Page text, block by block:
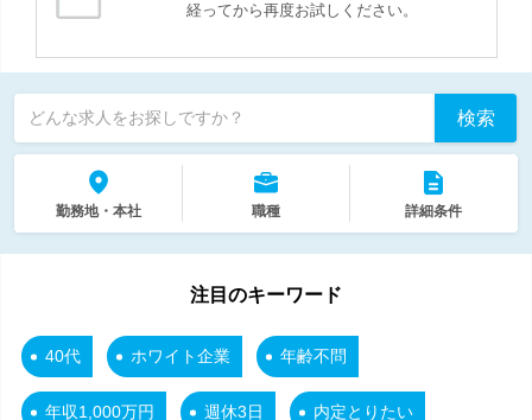
経ってから再度お試しください。
どんな求人をお探しですか？ 検索
勤務地・本社 職種 詳細条件
注目のキーワード
40代 ホワイト企業 年齢不問
年収1,000万円 週休3日 内定とりたい